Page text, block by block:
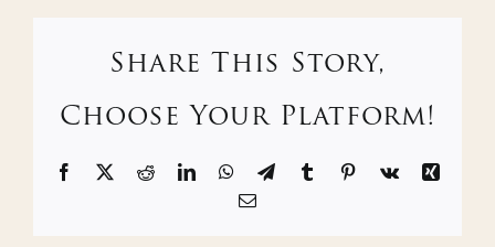
Share This Story,
Choose Your Platform!
Facebook RedditLinkedInWhatsApp
Telegram
TumblrPinterest
Vk
Xing
Email